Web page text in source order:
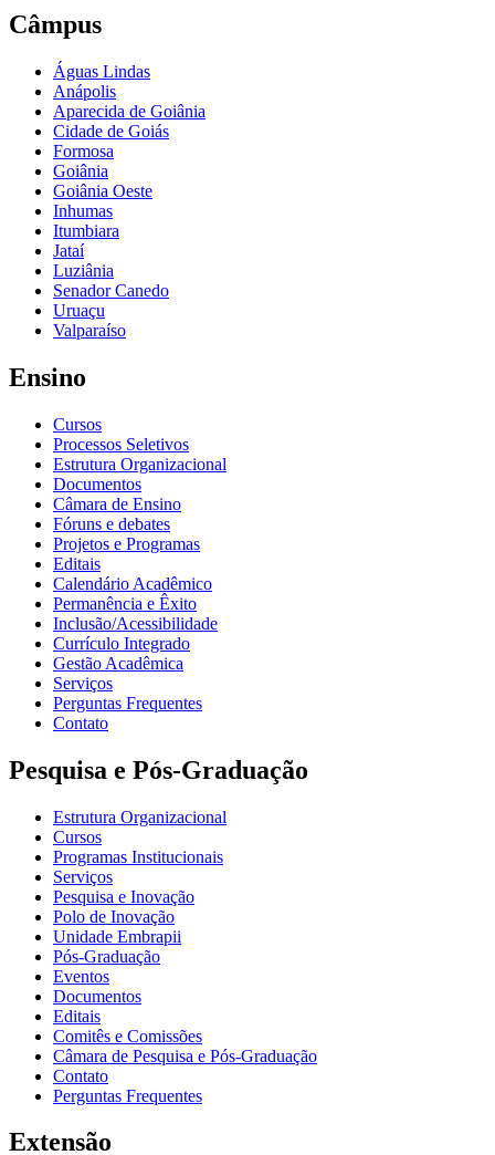
Câmpus
Águas Lindas
Anápolis
Aparecida de Goiânia
Cidade de Goiás
Formosa
Goiânia
Goiânia Oeste
Inhumas
Itumbiara
Jataí
Luziânia
Senador Canedo
Uruaçu
Valparaíso
Ensino
Cursos
Processos Seletivos
Estrutura Organizacional
Documentos
Câmara de Ensino
Fóruns e debates
Projetos e Programas
Editais
Calendário Acadêmico
Permanência e Êxito
Inclusão/Acessibilidade
Currículo Integrado
Gestão Acadêmica
Serviços
Perguntas Frequentes
Contato
Pesquisa e Pós-Graduação
Estrutura Organizacional
Cursos
Programas Institucionais
Serviços
Pesquisa e Inovação
Polo de Inovação
Unidade Embrapii
Pós-Graduação
Eventos
Documentos
Editais
Comitês e Comissões
Câmara de Pesquisa e Pós-Graduação
Contato
Perguntas Frequentes
Extensão